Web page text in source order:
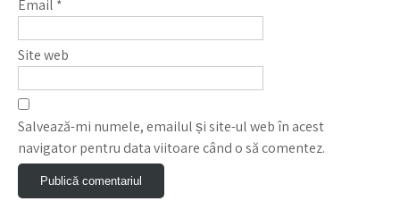
Email *
Site web
Salvează-mi numele, emailul și site-ul web în acest
navigator pentru data viitoare când o să comentez.